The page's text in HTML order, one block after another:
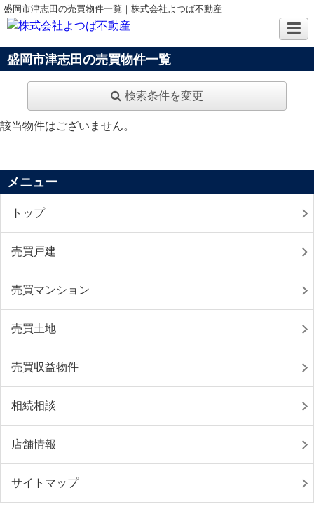
盛岡市津志田の売買物件一覧｜株式会社よつば不動産
盛岡市津志田の売買物件一覧
検索条件を変更
該当物件はございません。
メニュー
トップ
売買戸建
売買マンション
売買土地
売買収益物件
相続相談
店舗情報
サイトマップ